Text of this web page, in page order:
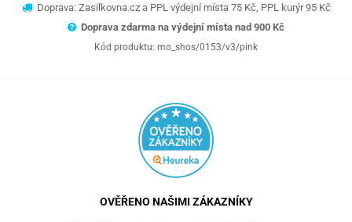
Doprava: Zasilkovna.cz a PPL výdejní místa 75 Kč, PPL kurýr 95 Kč
Doprava zdarma na výdejní místa nad 900 Kč
Kód produktu: mo_shos/0153/v3/pink
OVĚŘENO NAŠIMI ZÁKAZNÍKY